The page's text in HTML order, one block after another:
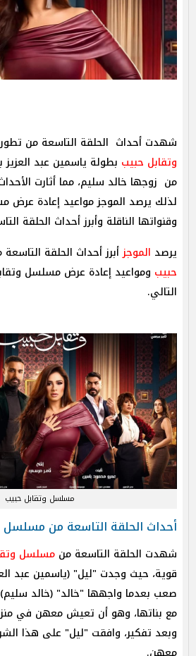
شهدت أحداث الحلقة التاسعة من
وتقابل حبيب بطولة ياسمين عبد
من زوجها خالد سليم، مما أثارت
لذلك يرصد الموجز مواعيد إعادة عرض
وقنواتها الناقلة وأبرز أحداث الحلقة
يرصد الموجزأبرز أحداث الحلقة
حبيب ومواعيد إعادة عرض مسلسل
التالي.
مسلسل وتقابل حبيب
أحداث الحلقة التاسعة من مسلسل
شهدت الحلقة التاسعة من مسلسل
قوية، حيث وجدت "ليل" (ياسمين عبد
صعب بعدما واجهها "خالد" (خالد
مع بناتها، وهو أن تعيش معهن في
وبعد تفكير، وافقت "ليل" على هذا